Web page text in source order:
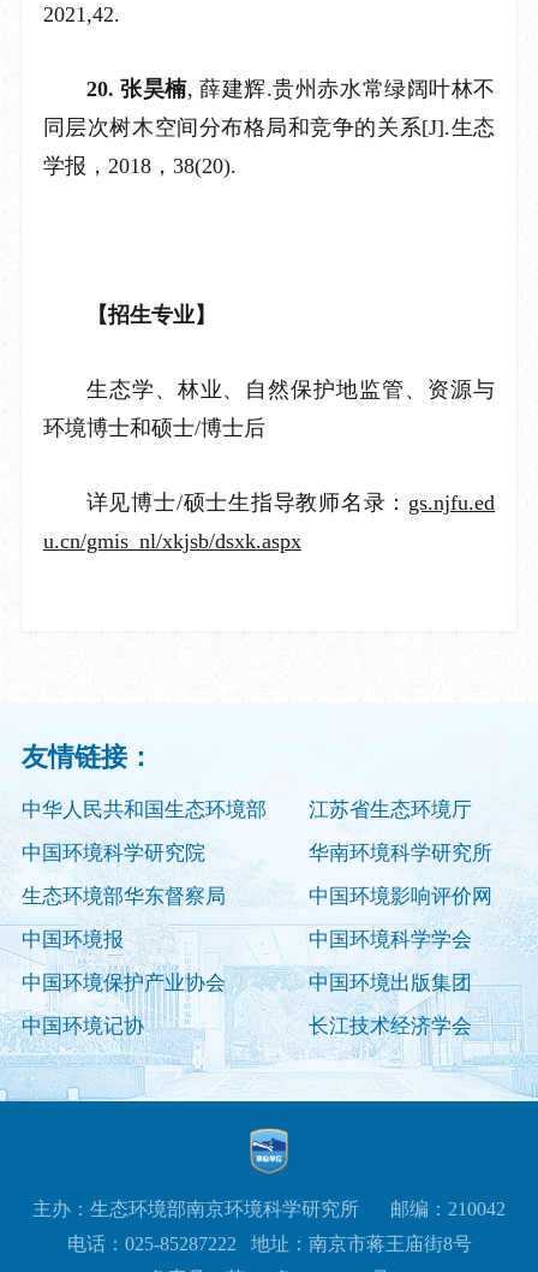
2021,42.
20. 张昊楠, 薛建辉.贵州赤水常绿阔叶林不
同层次树木空间分布格局和竞争的关系[J].生态
学报，2018，38(20).
【招生专业】
生态学、林业、自然保护地监管、资源与
环境博士和硕士/博士后
详见博士/硕士生指导教师名录： gs.njfu.ed
u.cn/gmis_nl/xkjsb/dsxk.aspx
友情链接：
中华人民共和国生态环境部
江苏省生态环境厅
中国环境科学研究院
华南环境科学研究所
生态环境部华东督察局
中国环境影响评价网
中国环境报
中国环境科学学会
中国环境保护产业协会
中国环境出版集团
中国环境记协
长江技术经济学会
主办：生态环境部南京环境科学研究所
邮编：210042
电话：025-85287222
地址：南京市蒋王庙街8号